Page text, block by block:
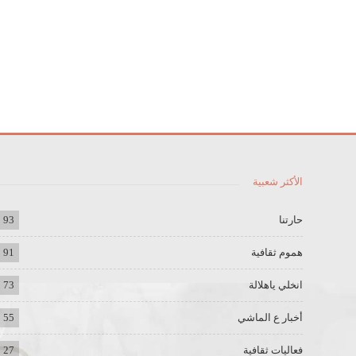
الأكثر شعبية
حارتنا 93
هموم ثقافية 91
انخلي ياهلالة 73
أخبار ع الماشي 55
فعاليات ثقافية 27